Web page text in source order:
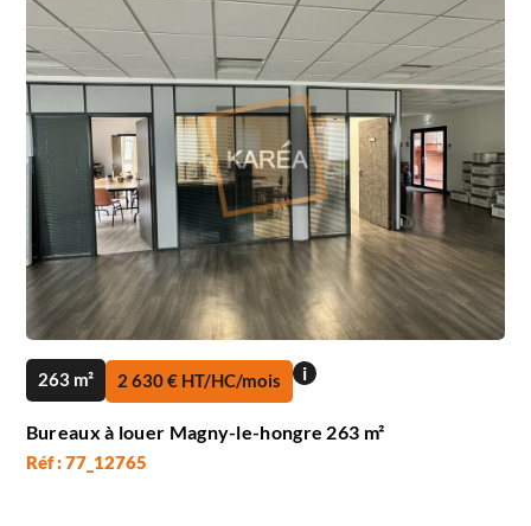
263 m² 2 630 € HT/HC/mois i
Bureaux à louer Magny-le-hongre 263 m²
Réf : 77_12765